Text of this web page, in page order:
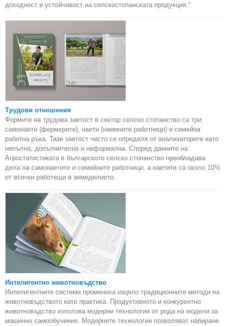
доходност и устойчивост на селскостопанската продукция.“
Трудови отношения
Формите на трудова заетост в сектор селско стопанство са три:
самонаети (фермерите), наети (наемните работници) и семейна
работна ръка. Тази заетост често се определя от анализаторите като
непълна, допълнителна и неформална. Според данните на
Агростатистиката в българското селско стопанство преобладава
дела на самонаетите и семейните работници, а наетите са около 10%
от всички работещи в земеделието.
Интелигентно животновъдство
Интелигентните системи промениха изцяло традиционните методи на
животновъдството като практика. Продуктивното и конкурентно
животновъдство използва модерни технологии от рода на модели за
машинно самообучение. Модерните технологии позволяват набиране